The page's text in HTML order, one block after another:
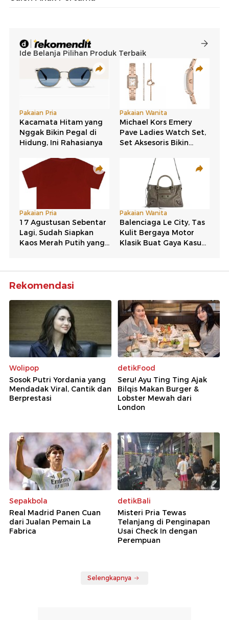
Rekomendasi
Wolipop
Sosok Putri Yordania yang
Mendadak Viral, Cantik dan
Berprestasi
detikFood
Seru! Ayu Ting Ting Ajak
Bilqis Makan Burger &
Lobster Mewah dari
London
Sepakbola
Real Madrid Panen Cuan
dari Jualan Pemain La
Fabrica
detikBali
Misteri Pria Tewas
Telanjang di Penginapan
Usai Check In dengan
Perempuan
Selengkapnya